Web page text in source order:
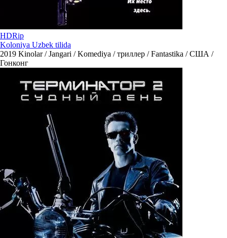
HDRip
Koloniya Uzbek tilida
2019 Kinolar / Jangari / Komediya / триллер / Fantastika / США /
Гонконг